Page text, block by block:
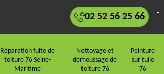
02 52 56 25 66 -
Réparation fuite de
toiture 76 Seine-
Maritime
Nettoyage et
démoussage de
toiture 76
Peinture
sur tuile
76